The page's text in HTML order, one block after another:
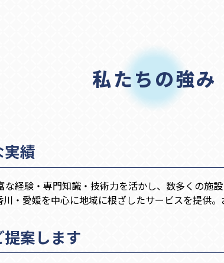
私たちの強み
績
経験・専門知識・技術力を活かし、数多くの施
・愛媛を中心に地域に根ざしたサービスを提供
案します